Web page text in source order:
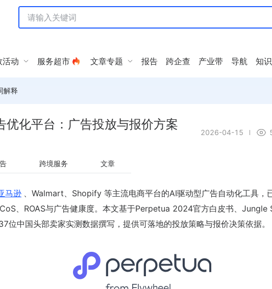
活动 服务超市 文章专题 报告 跨企查 产业带 导航 知
解释
优化平台：广告投放与报价方案
2026-04-15
跨境服务 文章
马逊 、Walmart、Shopify 等主流电商平台的AI驱动型广告自动化工具，
、ROAS与广告健康度。本文基于Perpetua 2024官方白皮书、
位中国头部卖家实测数据撰写，提供可落地的投放策略与报价决策依据。